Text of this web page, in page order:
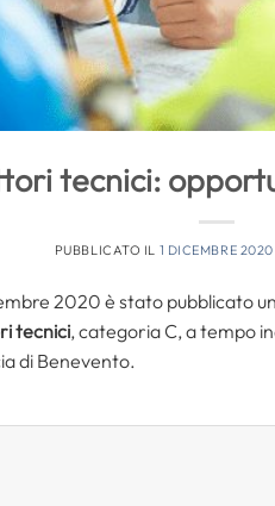
tecnici:
PUBBLICATO IL 1 DICEMBRE 2020
2020 è stato pubblicato
tecnici, categoria C, a tempo
di Benevento.